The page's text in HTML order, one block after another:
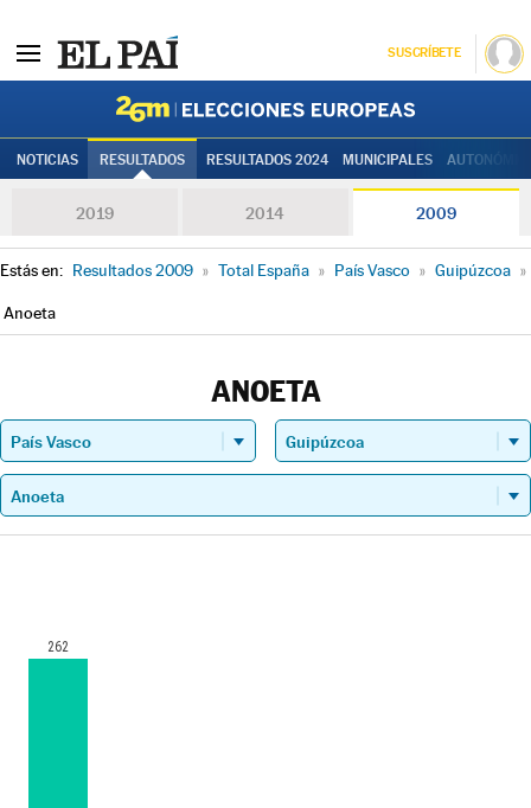
SUSCRÍBETE
NOTICIAS RESULTADOS RESULTADOS 2024 MUNICIPALES
2019 2014 2009
Estás en: Resultados 2009 » Total España » País Vasco » Guipúzcoa »
Anoeta
ANOETA
262